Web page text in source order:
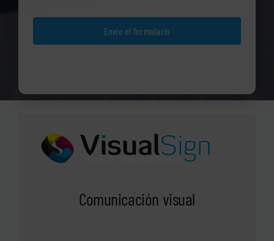
Envíe el formulario
Comunicación visual